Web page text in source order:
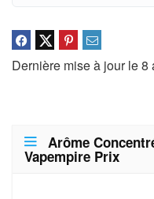
Dernière mise à jour le 8
Arôme
Vapempire Prix